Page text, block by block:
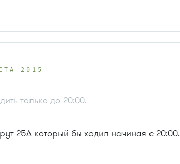
2015
только до 20:00.
25А который бы ходил начиная с 20:00.